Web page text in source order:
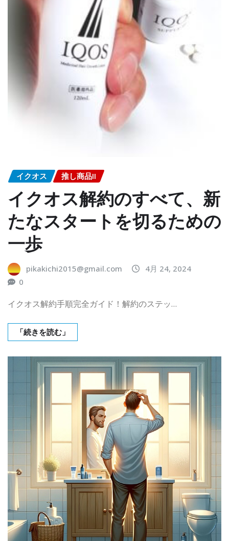
イクオス 推し商品II
イクオス解約のすべて、新
たなスタートを切るための
一歩
pikakichi2015@gmail.com
4月 24, 2024
0
イクオス解約手順完全ガイド！解約のステッ…
「続きを読む」